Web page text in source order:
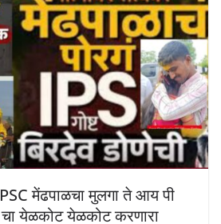
मेंढपाळचा मुलगा ते आय पी
येळकोट येळकोट करणारा